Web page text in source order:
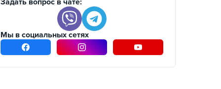
Задать вопрос в чате:
Мы в социальных сетях